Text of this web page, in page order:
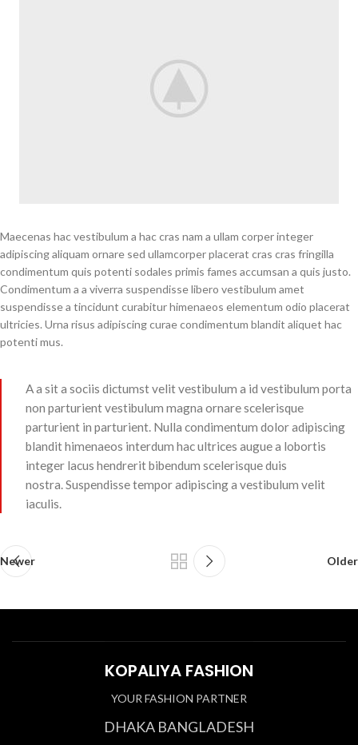
Maecenas hac vestibulum a hac cras nam a ullam corper integer
adipiscing aliquam ornare sed ullamcorper placerat cras cras fringilla
condimentum quis potenti sodales primis fames accumsan a quis justo.
Condimentum a a viverra suspendisse libero vestibulum amet
suspendisse a tincidunt curabitur himenaeos elementum odio placerat
ultricies. Urna risus adipiscing curae condimentum blandit aliquet hac
potenti mus.
A a sit a sociis dictumst velit vestibulum a id vestibulum porta
non parturient vestibulum magna ornare scelerisque
parturient in parturient. Nulla condimentum dolor adipiscing
blandit himenaeos interdum hac ultrices augue a lobortis
integer lacus hendrerit bibendum scelerisque duis
nostra. Suspendisse tempor adipiscing a vestibulum velit
iaculis.
Newer Older
KOPALIYA FASHION
YOUR FASHION PARTNER
DHAKA BANGLADESH